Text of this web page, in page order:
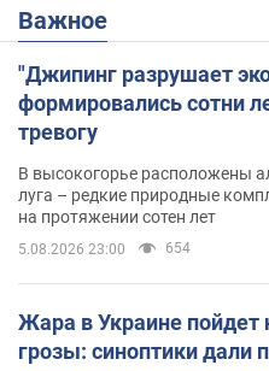
Важное
"Джипинг разрушает
формировались сотни
тревогу
В высокогорье расположены
луга – редкие природные
на протяжении сотен лет
5.08.2026 23:00 654
Жара в Украине пойдет
грозы: синоптики дали